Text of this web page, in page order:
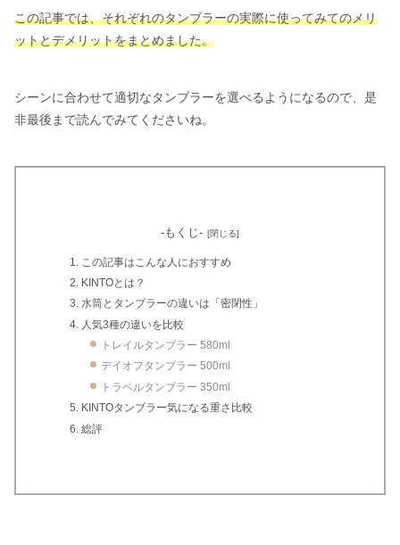
この記事では、それぞれのタンブラーの実際に使ってみてのメリ
ットとデメリットをまとめました。
シーンに合わせて適切なタンブラーを選べるようになるので、是
非最後まで読んでみてくださいね。
-もくじ-
この記事はこんな人におすすめ
KINTOとは？
水筒とタンブラーの違いは「密閉性」
人気3種の違いを比較
トレイルタンブラー 580ml
デイオフタンブラー 500ml
トラベルタンブラー 350ml
KINTOタンブラー気になる重さ比較
総評